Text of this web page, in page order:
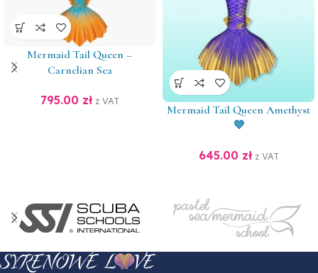
Mermaid Tail Queen –
Carnelian Sea
795.00 zł z VAT
Mermaid Tail Queen Amethyst
💜
645.00 zł z VAT